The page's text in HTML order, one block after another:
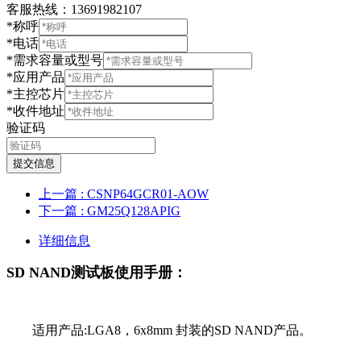
客服热线：13691982107
*称呼
*电话
*需求容量或型号
*应用产品
*主控芯片
*收件地址
验证码
提交信息
上一篇 : CSNP64GCR01-AOW
下一篇 : GM25Q128APIG
详细信息
SD NAND测试板使用手册：
适用产品:LGA8，6x8mm 封装的SD NAND产品。